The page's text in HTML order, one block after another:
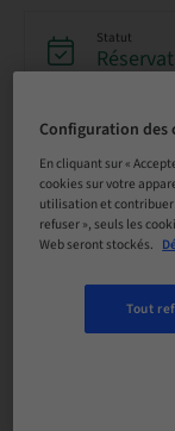
Statut
Langue
Points
0.00
Méthode de
Cours
Configuration des
En cliquant sur «
cookies sur votre
utilisation et contribuer
refuser », seuls les
Web seront stockés.
Tout